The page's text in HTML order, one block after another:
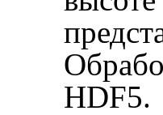
HDF5.